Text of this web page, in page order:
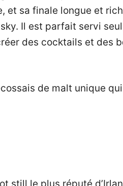
et sa finale longue et
Il est parfait servi
des cocktails et des
de malt unique